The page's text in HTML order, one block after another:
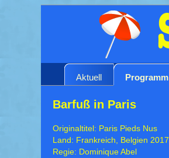
Aktuell Programm
Barfuß in Paris
Originaltitel: Paris Pieds Nus
Land: Frankreich, Belgien 2017
Regie: Dominique Abel